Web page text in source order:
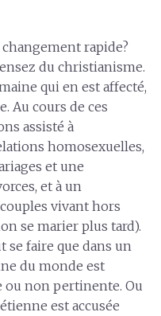
rapide?
du christianisme.
qui en est affecté,
Au cours de ces
assisté à
homosexuelles,
et une
et à un
vivant hors
se marier plus tard).
se faire que dans un
du monde est
ou non pertinente. Ou
est accusée